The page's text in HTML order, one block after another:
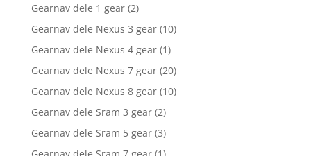
Gearnav dele 1 gear (2)
Gearnav dele Nexus 3 gear (10)
Gearnav dele Nexus 4 gear (1)
Gearnav dele Nexus 7 gear (20)
Gearnav dele Nexus 8 gear (10)
Gearnav dele Sram 3 gear (2)
Gearnav dele Sram 5 gear (3)